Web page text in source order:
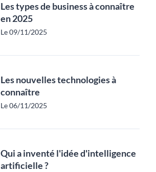
Les types de business à connaître
en 2025
Le 09/11/2025
Les nouvelles technologies à
connaître
Le 06/11/2025
Qui a inventé l'idée d'intelligence
artificielle ?